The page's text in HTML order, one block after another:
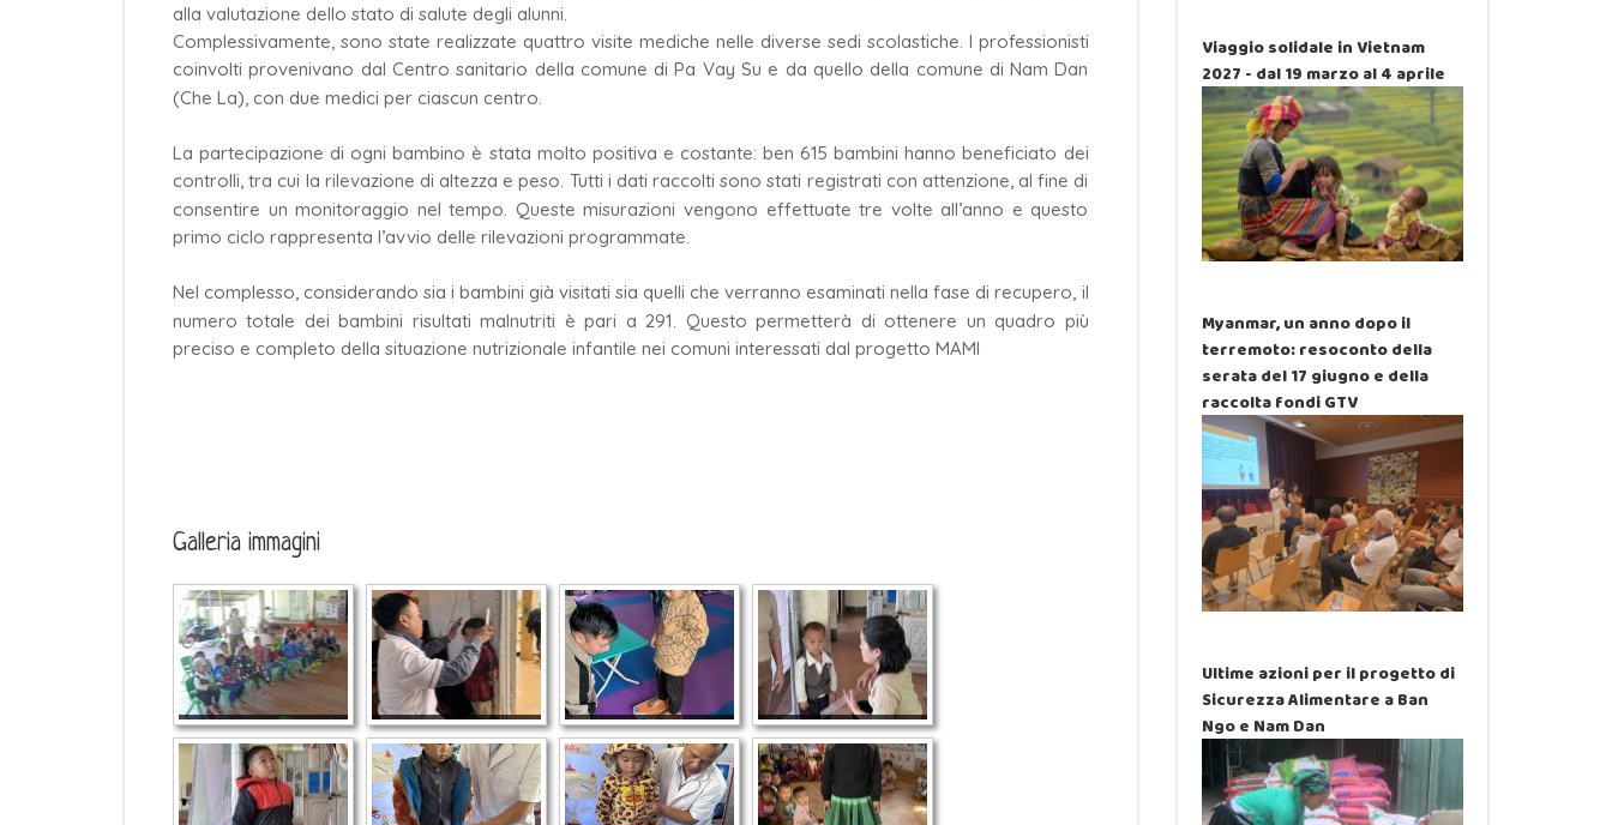
alla valutazione dello stato di salute degli alunni.
Complessivamente, sono state realizzate quattro visite mediche nelle diverse sedi scolastiche. I professionisti
coinvolti provenivano dal Centro sanitario della comune di Pa Vay Su e da quello della comune di Nam Dan
(Che La), con due medici per ciascun centro.
La partecipazione di ogni bambino è stata molto positiva e costante: ben 615 bambini hanno beneficiato dei
controlli, tra cui la rilevazione di altezza e peso. Tutti i dati raccolti sono stati registrati con attenzione, al fine di
consentire un monitoraggio nel tempo. Queste misurazioni vengono effettuate tre volte all’anno e questo
primo ciclo rappresenta l’avvio delle rilevazioni programmate.
Nel complesso, considerando sia i bambini già visitati sia quelli che verranno esaminati nella fase di recupero, il
numero totale dei bambini risultati malnutriti è pari a 291. Questo permetterà di ottenere un quadro più
preciso e completo della situazione nutrizionale infantile nei comuni interessati dal progetto MAMI
Galleria immagini
Viaggio solidale in Vietnam
2027 - dal 19 marzo al 4 aprile
Myanmar, un anno dopo il
terremoto: resoconto della
serata del 17 giugno e della
raccolta fondi GTV
Ultime azioni per il progetto di
Sicurezza Alimentare a Ban
Ngo e Nam Dan